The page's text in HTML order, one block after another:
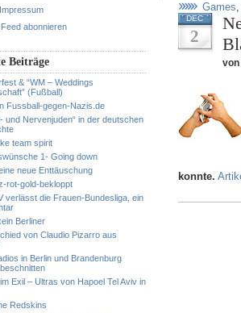
Impressum
abonnieren
Beiträge
& “WM – Weddings
(Fußball)
Fussball-gegen-Nazis.de
und Nervenjuden“ in der deutschen
team spirit
1- Going down
neue Enttäuschung
rot-gold-bekloppt
verlässt die Frauen-Bundesliga, ein
Berliner
von Claudio Pizarro aus
in Berlin und Brandenburg
Exil – Ultras von Hapoel Tel Aviv in
Redskins
Games
DEC
2
von
konnte.